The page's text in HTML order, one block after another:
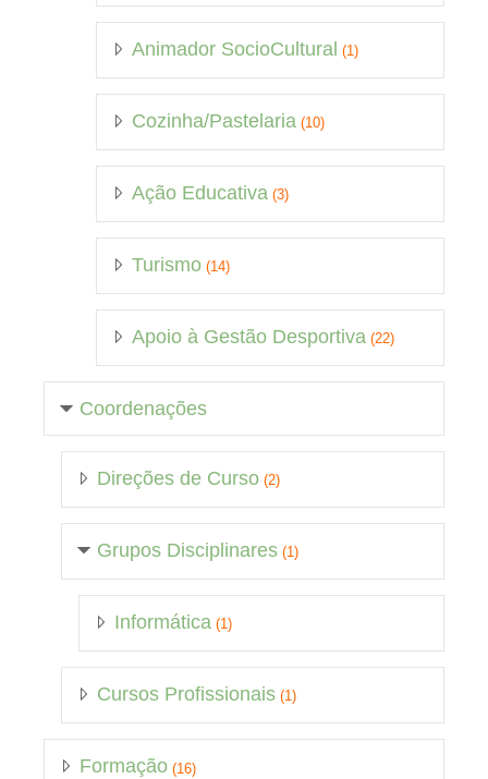
Animador SocioCultural (1)
Cozinha/Pastelaria (10)
Ação Educativa (3)
Turismo (14)
Apoio à Gestão Desportiva (22)
Coordenações
Direções de Curso (2)
Grupos Disciplinares (1)
Informática (1)
Cursos Profissionais (1)
Formação (16)